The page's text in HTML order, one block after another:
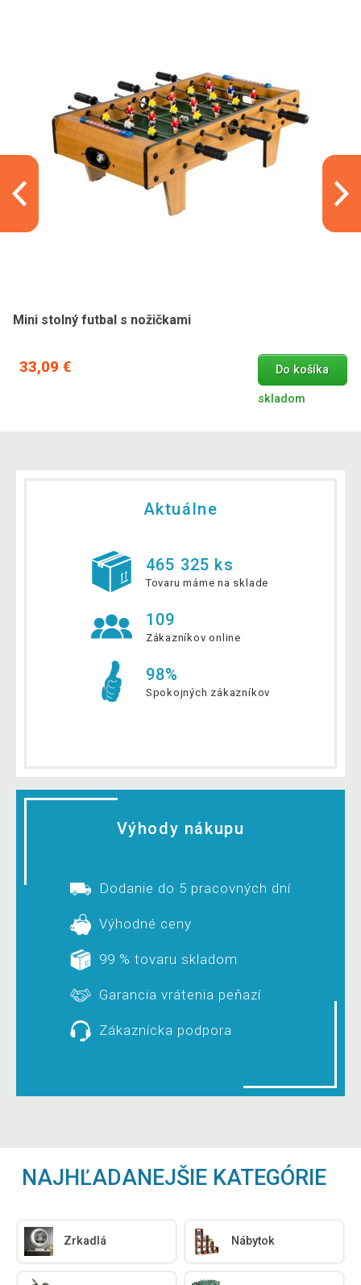
Mini stolný futbal s nožičkami
33,09 € Do košíka
skladom
Aktuálne
465 325 ks
Tovaru máme na sklade
109
Zákazníkov online
98%
Spokojných zákazníkov
Výhody nákupu
Dodanie do 5 pracovných dní
Výhodné ceny
99 % tovaru skladom
Garancia vrátenia peňazí
Zákaznícka podpora
NAJHĽADANEJŠIE KATEGÓRIE
Zrkadlá Nábytok